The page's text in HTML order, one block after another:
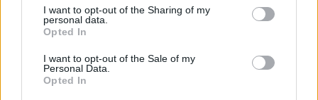
I want to opt-out of the Sharing of my
personal data.
Opted In
I want to opt-out of the Sale of my
Personal Data.
Opted In